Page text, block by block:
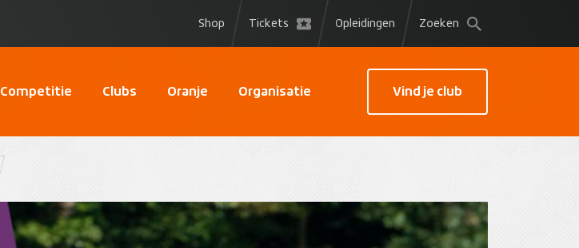
Shop Tickets Opleidingen Zoeken
Competitie Clubs Oranje Organisatie Vind je club